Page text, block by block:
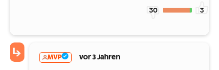
30 3
MVP vor 3 Jahren